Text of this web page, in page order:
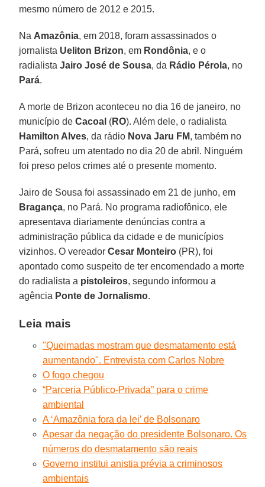
mesmo número de 2012 e 2015.
Na Amazônia, em 2018, foram assassinados o
jornalista Ueliton Brizon, em Rondônia, e o
radialistaJairo José de Sousa, da Rádio Pérola, no
Pará.
A morte de Brizon aconteceu no dia 16 de janeiro, no
município deCacoal (RO). Além dele, o radialista
Hamilton Alves, da rádio Nova Jaru FM, também no
Pará, sofreu um atentado no dia 20 de abril. Ninguém
foi preso pelos crimes até o presente momento.
Jairo de Sousa foi assassinado em 21 de junho, em
Bragança, no Pará. No programa radiofônico, ele
apresentava diariamente denúncias contra a
administração pública da cidade e de municípios
vizinhos. O vereadorCesar Monteiro (PR), foi
apontado como suspeito de ter encomendado a morte
do radialista a pistoleiros, segundo informou a
agência Ponte de Jornalismo.
Leia mais
"Queimadas mostram que desmatamento está
aumentando". Entrevista com Carlos Nobre
O fogo chegou
“Parceria Público-Privada” para o crime
ambiental
A ‘Amazônia fora da lei’ de Bolsonaro
Apesar da negação do presidente Bolsonaro. Os
números do desmatamento são reais
Governo institui anistia prévia a criminosos
ambientais